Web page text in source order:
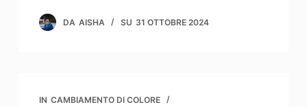
DA AISHA SU 31 OTTOBRE 2024
IN CAMBIAMENTO DI COLORE